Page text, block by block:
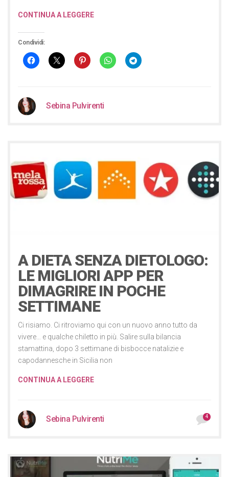
CONTINUA A LEGGERE
Condividi:
Sebina Pulvirenti
A DIETA SENZA DIETOLOGO:
LE MIGLIORI APP PER
DIMAGRIRE IN POCHE
SETTIMANE
Ci risiamo. Ci ritroviamo qui con un nuovo anno tutto da
vivere… e qualche chiletto in più. Salire sulla bilancia
stamattina, dopo 3 settimane di bisbocce natalizie e
capodannesche in Sicilia non
CONTINUA A LEGGERE
Sebina Pulvirenti 4